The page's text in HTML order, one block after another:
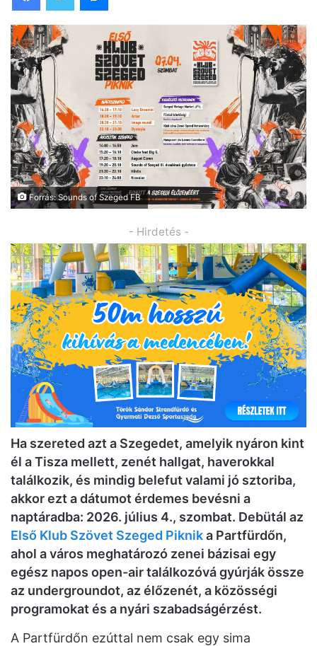
Forrás: Sounds of Szeged FB
- Hirdetés -
Ha szereted azt a Szegedet, amelyik nyáron kint
él a Tisza mellett, zenét hallgat, haverokkal
találkozik, és mindig belefut valami jó sztoriba,
akkor ezt a dátumot érdemes bevésni a
naptáradba: 2026. július 4., szombat. Debütál az
Első Klub Szövet Szeged Piknika Partfürdőn,
ahol a város meghatározó zenei bázisai egy
egész napos open-air találkozóvá gyúrják össze
az undergroundot, az élőzenét, a közösségi
programokat és a nyári szabadságérzést.
A Partfürdőn ezúttal nem csak egy sima